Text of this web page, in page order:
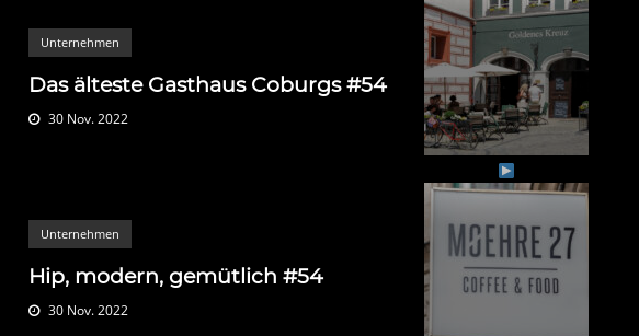
Unternehmen
Das älteste Gasthaus Coburgs #54
30 Nov. 2022
Unternehmen
Hip, modern, gemütlich #54
30 Nov. 2022